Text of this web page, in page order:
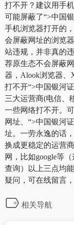
打不开？建议用手
可能屏蔽了“>中国
手机浏览器打开的
会屏蔽网址的浏览
站违规，并非真的
荐原生态不会屏蔽
器，Alook浏览器、
打不开“>中国银河
三大运营商(电信、
一些网络打不开。
网址、“>中国银河
址。一劳永逸的话
换成更稳定的运营
网，比如google等
查询）以上三点均
疑问，可在线留言
相关导航